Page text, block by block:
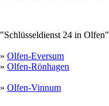
"Schlüsseldienst 24 in Olfen"
» Olfen-Eversum
» Olfen-Rönhagen
» Olfen-Vinnum